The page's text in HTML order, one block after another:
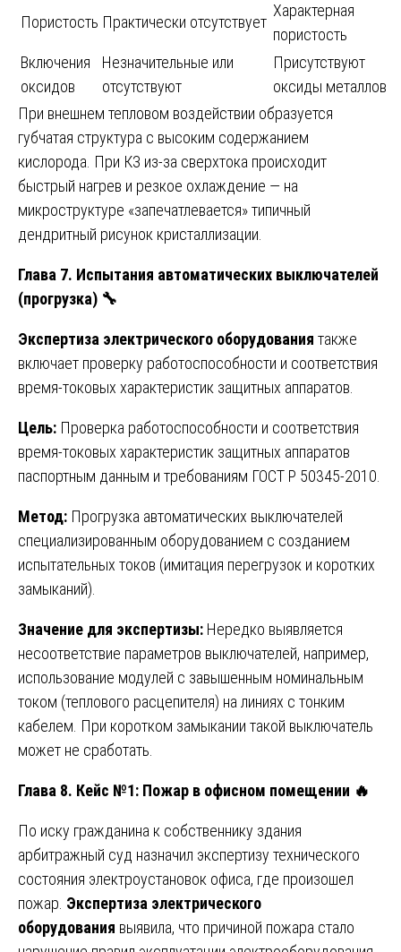
Пористость Практически отсутствует
Характерная
пористость
Включения
оксидов
Незначительные или
отсутствуют
Присутствуют
оксиды металлов
При внешнем тепловом воздействии образуется
губчатая структура с высоким содержанием
кислорода. При КЗ из-за сверхтока происходит
быстрый нагрев и резкое охлаждение — на
микроструктуре «запечатлевается» типичный
дендритный рисунок кристаллизации.
Глава 7. Испытания автоматических выключателей
(прогрузка) 🔧
Экспертиза электрического оборудования также
включает проверку работоспособности и соответствия
время-токовых характеристик защитных аппаратов.
Цель: Проверка работоспособности и соответствия
время-токовых характеристик защитных аппаратов
паспортным данным и требованиям ГОСТ Р 50345-2010.
Метод: Прогрузка автоматических выключателей
специализированным оборудованием с созданием
испытательных токов (имитация перегрузок и коротких
замыканий).
Значение для экспертизы: Нередко выявляется
несоответствие параметров выключателей, например,
использование модулей с завышенным номинальным
током (теплового расцепителя) на линиях с тонким
кабелем. При коротком замыкании такой выключатель
может не сработать.
Глава 8. Кейс №1: Пожар в офисном помещении 🔥
По иску гражданина к собственнику здания
арбитражный суд назначил экспертизу технического
состояния электроустановок офиса, где произошел
пожар. Экспертиза электрического
оборудования выявила, что причиной пожара стало